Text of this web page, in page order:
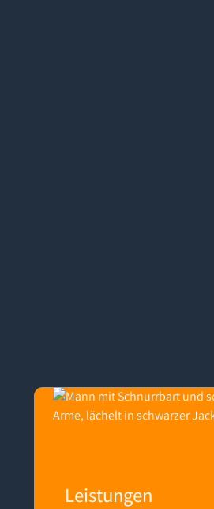
Leistungen